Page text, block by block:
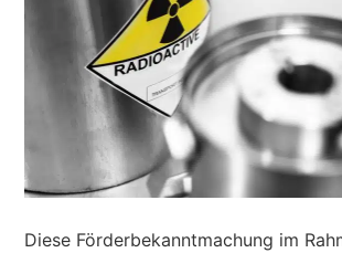
Diese Förderbekanntmachung im